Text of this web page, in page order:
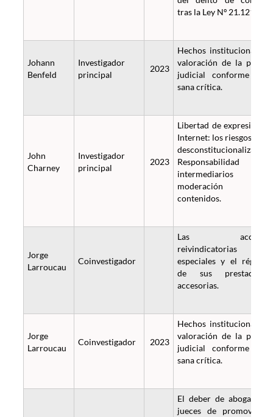
tras la Ley Nº 21.121.
Johann
Benfeld
Investigador
principal
2023
Hechos institucionales y
valoración de la prueba
judicial conforme a la
sana crítica.
John
Charney
Investigador
principal
2023
Libertad de expresión en
Internet: los riesgos de su
desconstitucionalización.
Responsabilidad de
intermediarios y
moderación de
contenidos.
Jorge
Larroucau
Coinvestigador
Las acciones
reivindicatorias
especiales y el régimen
de sus prestaciones
accesorias.
Jorge
Larroucau
Coinvestigador 2023
Hechos institucionales y
valoración de la prueba
judicial conforme a la
sana crítica.
El deber de abogados y
jueces de promover la